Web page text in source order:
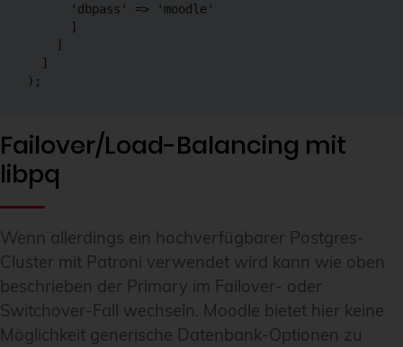
      'dbpass' => 'moodle'
      ]
    ]
  ]
);
Failover/Load-Balancing mit
libpq
Wenn allerdings ein hochverfügbarer Postgres-
Cluster mit Patroni verwendet wird kann wie oben
beschrieben der Primary im Failover- oder
Switchover-Fall wechseln. Moodle bietet hier keine
Möglichkeit generische Datenbank-Optionen zu